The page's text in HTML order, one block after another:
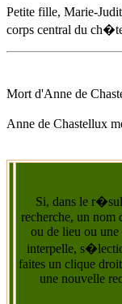
Petite fille, Marie-
corps central du
Mort d'Anne de
Anne de Chastellux
Si, dans le
recherche, un nom
ou de lieu ou une
interpelle,
faites un clique
une nouvelle